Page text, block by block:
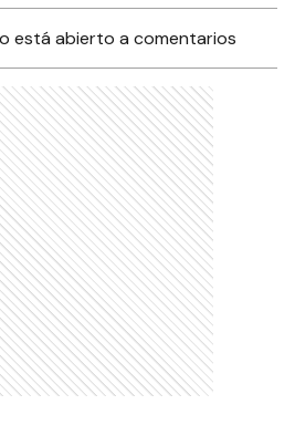
está abierto a comentarios